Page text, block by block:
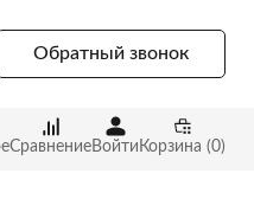
Обратный звонок
СравнениеВойти Корзина (0)